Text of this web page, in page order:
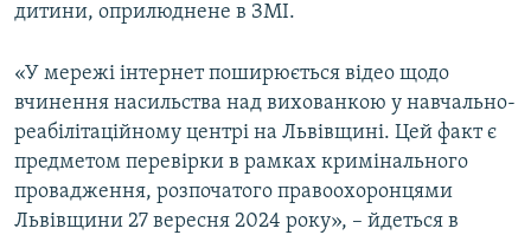
дитини, оприлюднене в ЗМІ.
«У мережі інтернет поширюється відео щодо
вчинення насильства над вихованкою у навчально-
реабілітаційному центрі на Львівщині. Цей факт є
предметом перевірки в рамках кримінального
провадження, розпочатого правоохоронцями
Львівщини 27 вересня 2024 року», – йдеться в